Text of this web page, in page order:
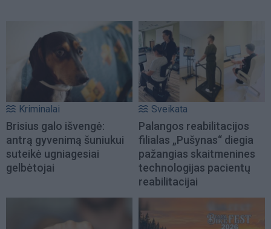
Kriminalai
Brisius galo išvengė:
antrą gyvenimą šuniukui
suteikė ugniagesiai
gelbėtojai
Sveikata
Palangos reabilitacijos
filialas „Pušynas“ diegia
pažangias skaitmenines
technologijas pacientų
reabilitacijai